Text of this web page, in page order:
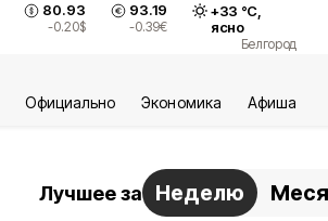
80.93
-0.20$
93.19
-0.39€
+33 °С,
ясно
Белгород
Официально Экономика Aфиша
Лучшее за Неделю